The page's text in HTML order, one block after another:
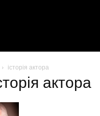
історія актора
актора